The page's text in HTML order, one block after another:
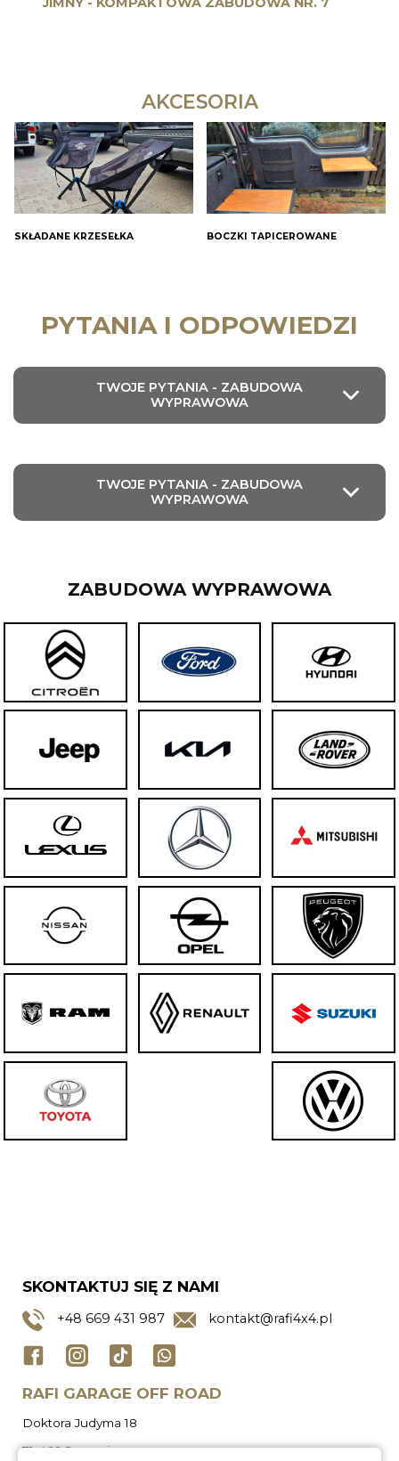
AKCESORIA
SKŁADANE KRZESEŁKA BOCZKI TAPICEROWANE
PYTANIA I ODPOWIEDZI
TWOJE PYTANIA - ZABUDOWA
WYPRAWOWA
TWOJE PYTANIA - ZABUDOWA
WYPRAWOWA
ZABUDOWA WYPRAWOWA
SKONTAKTUJ SIĘ Z NAMI
+48 669 431 987 kontakt@rafi4x4.pl
RAFI GARAGE OFF ROAD
Doktora Judyma 18
71-466 Szczecin